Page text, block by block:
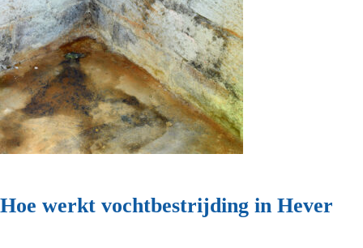
Hoe werkt vochtbestrijding in Hever